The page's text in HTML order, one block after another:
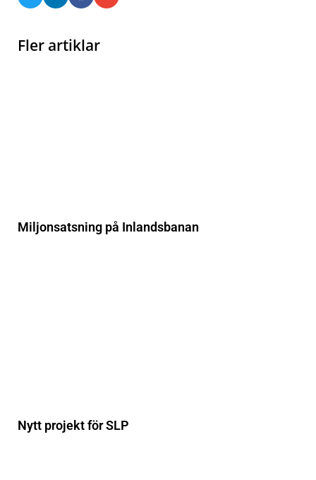
Fler artiklar
Miljonsatsning på Inlandsbanan
Nytt projekt för SLP